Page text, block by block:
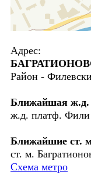
Адрес:
Район -
Ближайшая ж.д.
ж.д. платф.
Ближайшие ст.
ст. м.
Схема метро